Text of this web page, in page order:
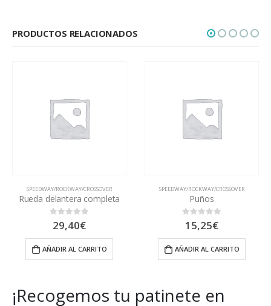
PRODUCTOS RELACIONADOS
SPEEDWAY/ROCKWAY/CROSSOVER
Puños
0out of 5
15,25
AÑADIR AL CARRITO
SPEEDWAY/ROCKWAY/CROSSOVER
0out of 5
6,10
AÑADIR AL CARRITO
¡Recogemos tu patinete en